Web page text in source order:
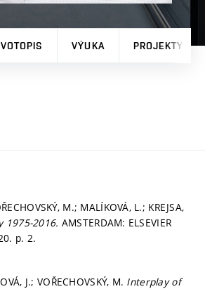
VÝUKA PROJEKTY
M.; MALÍKOVÁ, L.; KREJSA,
1975-2016. AMSTERDAM: ELSEVIER
p. 2.
J.; VOŘECHOVSKÝ, M. Interplay of